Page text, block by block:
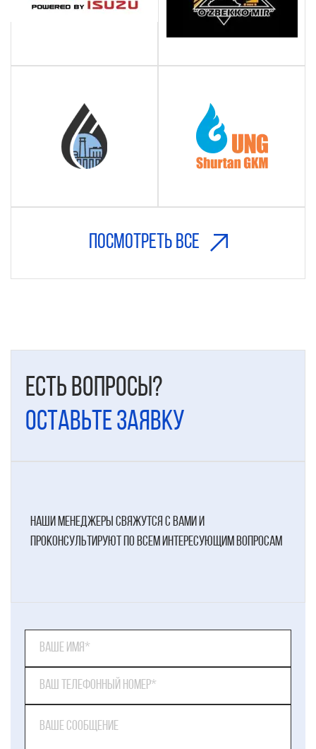
Посмотреть все
Есть вопросы?
Оставьте заявку
наши менеджеры свяжутся с вами и
проконсультируют по всем интересующим вопросам